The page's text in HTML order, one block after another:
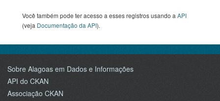
Você também pode ter acesso a esses registros usando a API
(veja Documentação da API).
Sobre Alagoas em Dados e Informações
API do CKAN
Associação CKAN